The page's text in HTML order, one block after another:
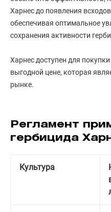
Харнес до появления
обеспечивая оптимальное
сохранения активности
Харнес доступен для
выгодной цене, которая
рынке.
Регламент
гербицида
Культура